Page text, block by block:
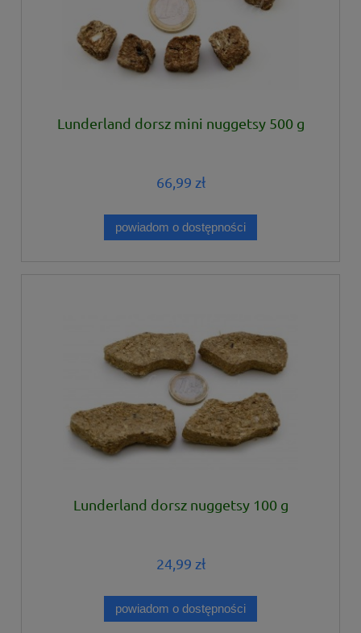
Lunderland dorsz mini nuggetsy 500 g
66,99 zł
powiadom o dostępności
Lunderland dorsz nuggetsy 100 g
24,99 zł
powiadom o dostępności